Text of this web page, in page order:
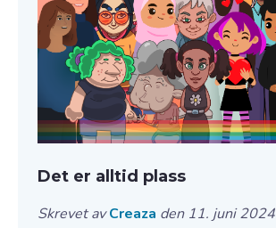
Det er alltid plass
Skrevet avCreaza den 11. juni 2024